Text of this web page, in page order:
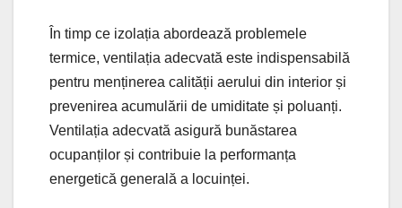
În timp ce izolația abordează problemele
termice, ventilația adecvată este indispensabilă
pentru menținerea calității aerului din interior și
prevenirea acumulării de umiditate și poluanți.
Ventilația adecvată asigură bunăstarea
ocupanților și contribuie la performanța
energetică generală a locuinței.